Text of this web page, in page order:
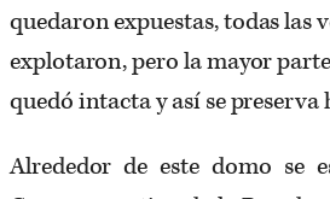
quedaron expuestas, todas las
explotaron, pero la mayor
quedó intacta y así se preserva
Alrededor de este domo se